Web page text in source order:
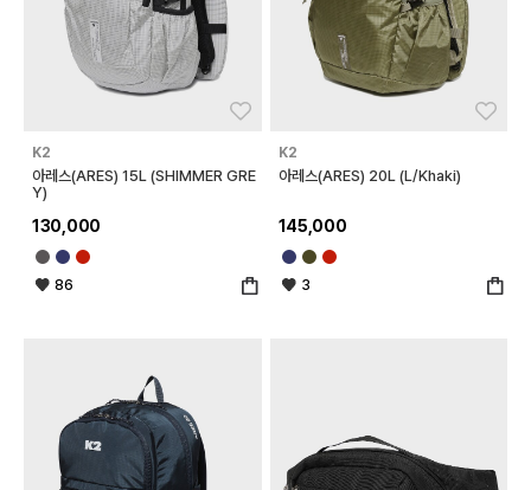
K2
아레스(ARES) 15L (SHIMMER GRE
Y)
130,000
86
K2
아레스(ARES) 20L (L/Khaki)
145,000
3